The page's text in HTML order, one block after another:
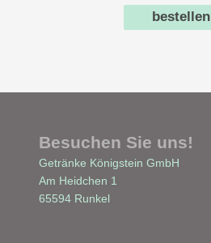
bestellen
Besuchen Sie uns!
Getränke Königstein GmbH
Am Heidchen 1
65594 Runkel